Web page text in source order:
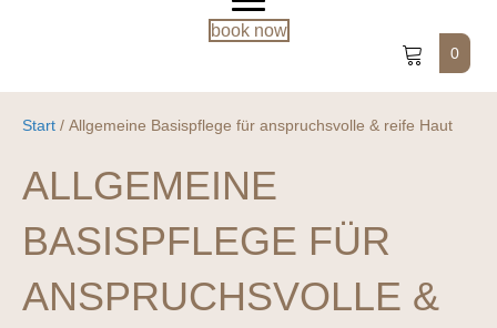
book now
0
Start / Allgemeine Basispflege für anspruchsvolle & reife Haut
ALLGEMEINE
BASISPFLEGE FÜR
ANSPRUCHSVOLLE &